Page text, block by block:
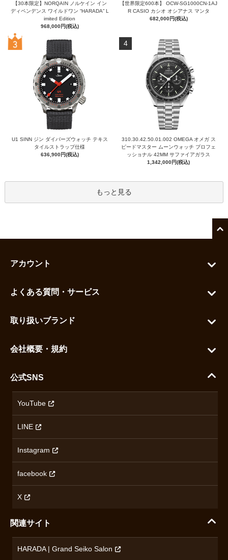
【30本限定】NORQAIN ノルケイン イン
ディペンデンス ワイルドワン “HARADA” L
imited Edition
968,000円(税込)
【世界限定600本】 OCW-SG1000CN-1AJ
R CASIO カシオ オシアナス マンタ
682,000円(税込)
U1 SINN ジン ダイバーズウォッチ テキス
タイルストラップ仕様
636,900円(税込)
4
310.30.42.50.01.002 OMEGA オメガ ス
ピードマスター ムーンウォッチ プロフェ
ッショナル 42MM サファイアガラス
1,342,000円(税込)
もっと見る
アカウント
お気に入りを見る
よくある質問・サービス
ご利用ガイド
配送・送料について
取り扱いブランド
セイコー
カシオ
ミナセ
オリエントスター
オメガ
ロンジン
ブランド一覧を見る
会社概要・規約
沿革
プライバシーポリシー
コンテンツ制作ポリシーおよび生成AIの利用指針
公式SNS
YouTube
LINE
Instagram
facebook
X
関連サイト
HARADA | Grand Seiko Salon